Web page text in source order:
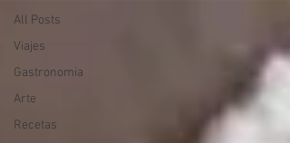
All Posts
Viajes
Gastronomia
Arte
Recetas